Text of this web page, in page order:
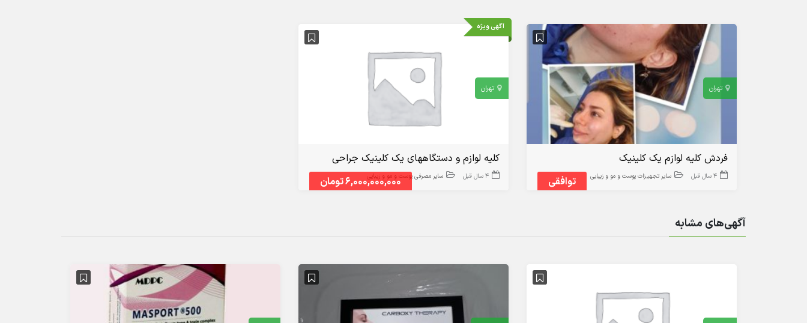
تهران
توافقی
فردش کلیه لوازم یک کلینیک
4 سال قبل سایر تجهیزات پوست و مو و زیبایی
آگهی ویژه
تهران
6,000,000,000 تومان
کلیه لوازم و دستگاههای یک کلینیک جراحی
4 سال قبل سایر مصرفی پوست و مو و زیبایی
آگهی‌های مشابه